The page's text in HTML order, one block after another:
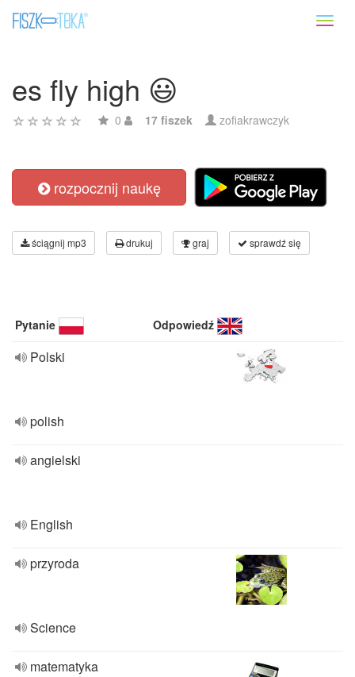
es fly high 😃
0 17 fiszek zofiakrawczyk
rozpocznij naukę
ściągnij mp3 drukuj graj sprawdź się
Pytanie Odpowiedź
Polski
polish
angielski
English
przyroda
Science
matematyka